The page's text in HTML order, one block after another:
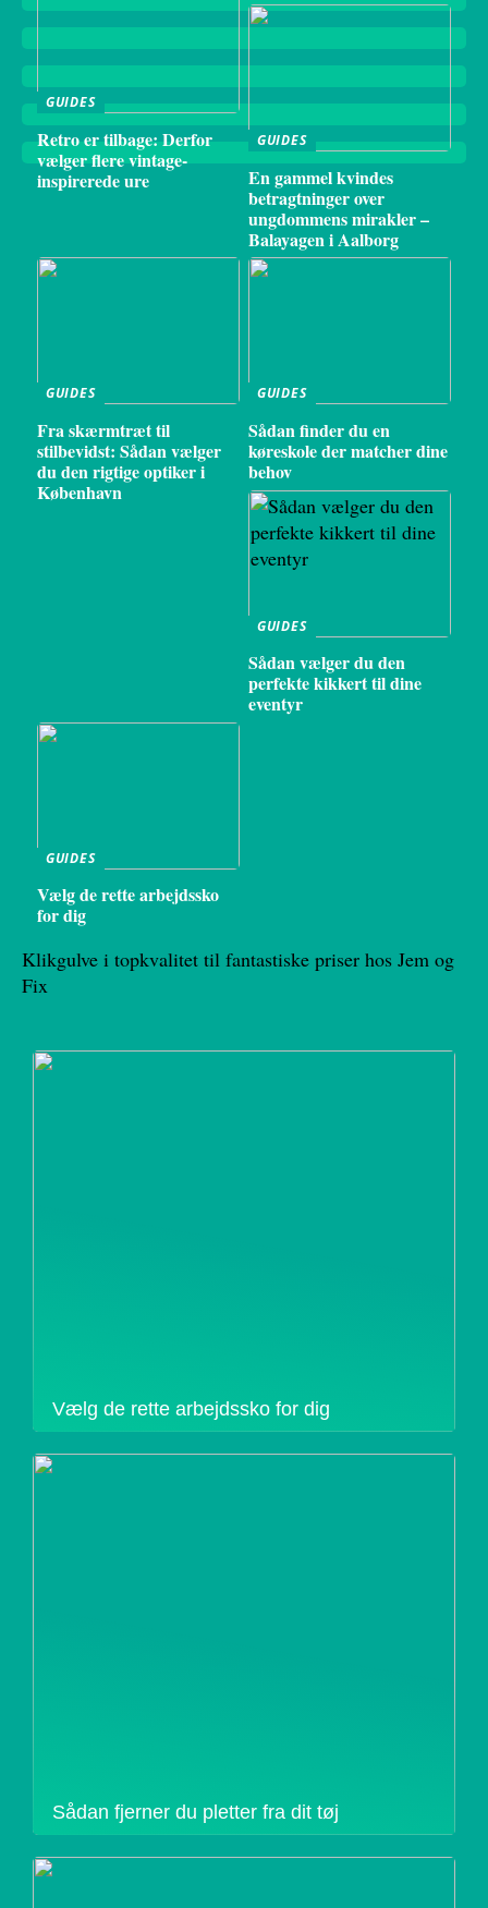
GUIDES
Retro er tilbage: Derfor
vælger flere vintage-
inspirerede ure
GUIDES
En gammel kvindes
betragtninger over
ungdommens mirakler –
Balayagen i Aalborg
GUIDES
Fra skærmtræt til
stilbevidst: Sådan vælger
du den rigtige optiker i
København
GUIDES
Sådan finder du en
køreskole der matcher dine
behov
GUIDES
Sådan vælger du den
perfekte kikkert til dine
eventyr
GUIDES
Vælg de rette arbejdssko
for dig
Klikgulve i topkvalitet til fantastiske priser hos Jem og
Fix
Vælg de rette arbejdssko for dig
Sådan fjerner du pletter fra dit tøj